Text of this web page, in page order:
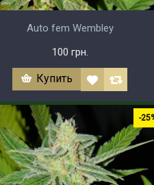
Auto fem Wembley
100 грн.
Купить
-